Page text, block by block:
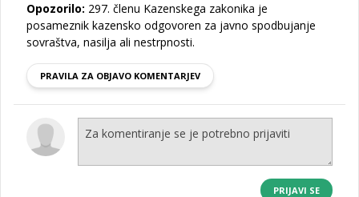
Opozorilo: 297. členu Kazenskega zakonika je
posameznik kazensko odgovoren za javno spodbujanje
sovraštva, nasilja ali nestrpnosti.
PRAVILA ZA OBJAVO KOMENTARJEV
PRIJAVI SE